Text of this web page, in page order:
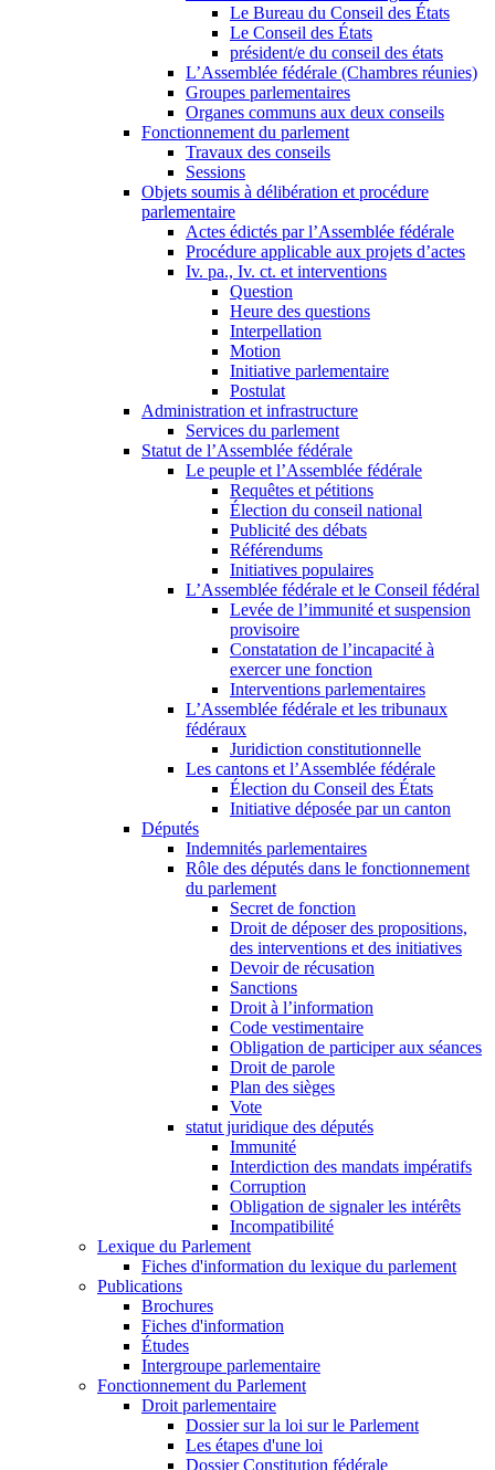
Le Bureau du Conseil des États
Le Conseil des États
président/e du conseil des états
L’Assemblée fédérale (Chambres réunies)
Groupes parlementaires
Organes communs aux deux conseils
Fonctionnement du parlement
Travaux des conseils
Sessions
Objets soumis à délibération et procédure
parlementaire
Actes édictés par l’Assemblée fédérale
Procédure applicable aux projets d’actes
Iv. pa., Iv. ct. et interventions
Question
Heure des questions
Interpellation
Motion
Initiative parlementaire
Postulat
Administration et infrastructure
Services du parlement
Statut de l’Assemblée fédérale
Le peuple et l’Assemblée fédérale
Requêtes et pétitions
Élection du conseil national
Publicité des débats
Référendums
Initiatives populaires
L’Assemblée fédérale et le Conseil fédéral
Levée de l’immunité et suspension
provisoire
Constatation de l’incapacité à
exercer une fonction
Interventions parlementaires
L’Assemblée fédérale et les tribunaux
fédéraux
Juridiction constitutionnelle
Les cantons et l’Assemblée fédérale
Élection du Conseil des États
Initiative déposée par un canton
Députés
Indemnités parlementaires
Rôle des députés dans le fonctionnement
du parlement
Secret de fonction
Droit de déposer des propositions,
des interventions et des initiatives
Devoir de récusation
Sanctions
Droit à l’information
Code vestimentaire
Obligation de participer aux séances
Droit de parole
Plan des sièges
Vote
statut juridique des députés
Immunité
Interdiction des mandats impératifs
Corruption
Obligation de signaler les intérêts
Incompatibilité
Lexique du Parlement
Fiches d'information du lexique du parlement
Publications
Brochures
Fiches d'information
Études
Intergroupe parlementaire
Fonctionnement du Parlement
Droit parlementaire
Dossier sur la loi sur le Parlement
Les étapes d'une loi
Dossier Constitution fédérale